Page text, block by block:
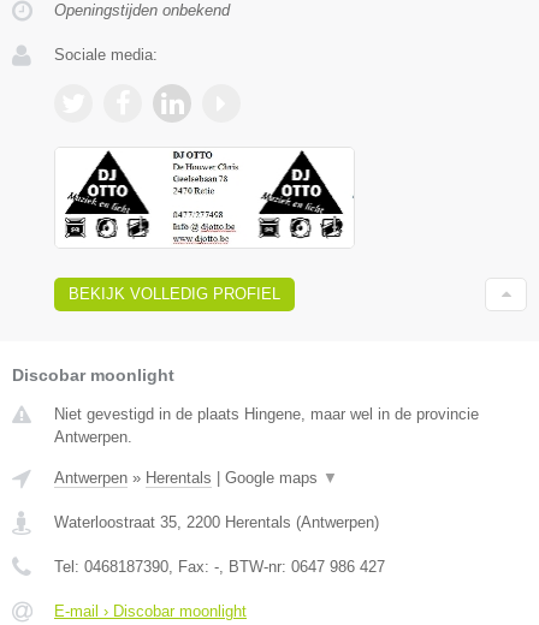
Openingstijden onbekend
Sociale media:
BEKIJK VOLLEDIG PROFIEL
Discobar moonlight
Niet gevestigd in de plaats Hingene, maar wel in de provincie
Antwerpen.
Antwerpen » Herentals | Google maps ▼
Waterloostraat 35 2200 Herentals (Antwerpen)
Tel: 0468187390 , Fax: - , BTW-nr: 0647 986 427
E-mail › Discobar moonlight